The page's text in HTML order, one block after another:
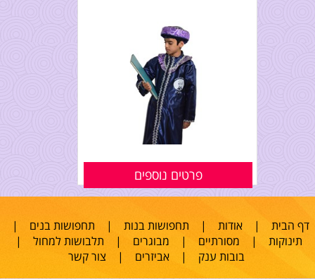
פרטים נוספים
דף הבית |אודות | תחפושות בנות | תחפושות בנים |
תינוקות | מסורתיים | מבוגרים | תלבושות למחול |
בובות ענק |אביזרים | צור קשר